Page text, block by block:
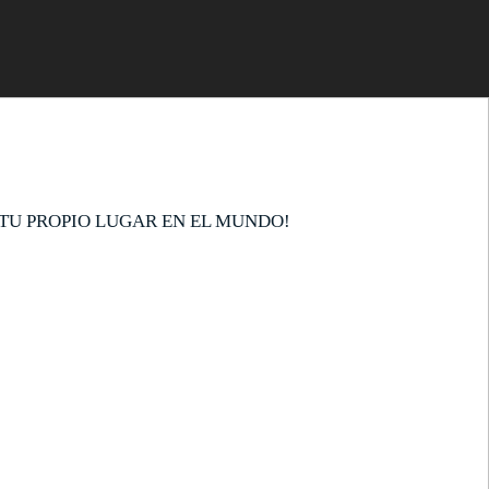
PROPIO LUGAR EN EL MUNDO!